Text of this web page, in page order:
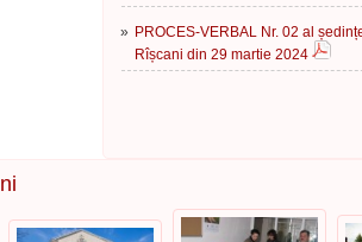
» PROCES-VERBAL Nr. 02 al
Rîșcani din 29 martie 2024